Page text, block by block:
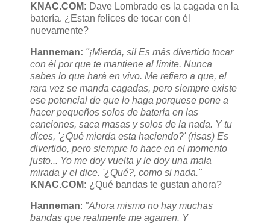
KNAC.COM: Dave Lombrado es la cagada en la
batería. ¿Estan felices de tocar con él
nuevamente?
Hanneman: "¡Mierda, si! Es más divertido tocar
con él por que te mantiene al límite. Nunca
sabes lo que hará en vivo. Me refiero a que, el
rara vez se manda cagadas, pero siempre existe
ese potencial de que lo haga porquese pone a
hacer pequeños solos de batería en las
canciones, saca masas y solos de la nada. Y tu
dices, '¿Qué mierda esta haciendo?' (risas) Es
divertido, pero siempre lo hace en el momento
justo... Yo me doy vuelta y le doy una mala
mirada y el dice. '¿Qué?, como si nada."
KNAC.COM: ¿Qué bandas te gustan ahora?
Hanneman: "Ahora mismo no hay muchas
bandas que realmente me agarren. Y